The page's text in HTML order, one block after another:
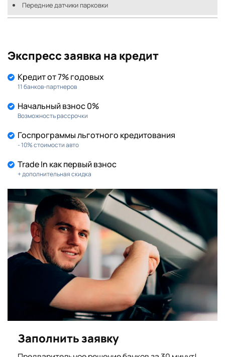
Передние датчики парковки
Экспресс заявка на кредит
Кредит от 7% годовых
11 банков-партнеров
Начальный взнос 0%
Возможность рассрочки
Госпрограммы льготного кредитования
- 10% стоимости авто
Trade In как первый взнос
+ дополнительная скидка
Заполнить заявку